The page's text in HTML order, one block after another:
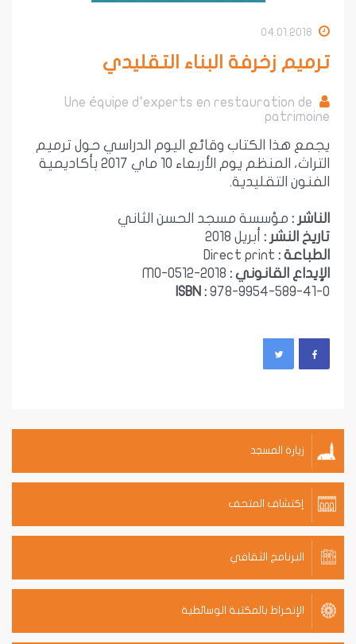
04.01.2018
ترميم زخرفة البناء التقليدي
Une équipe d’experts en restauration de
patrimoine
يجمع هذا الكتاب وقائع اليوم الدراسي حول ترميم
التراث، المنظم يوم الأربعاء 10 ماي 2017 بأكاديمية
الفنون التقليدية.
الناشر : مؤسسة مسجد الحسن الثاني
تاريخ النشر : أبريل 2018
الطباعة :
الإيداع القانوني :
ISBN : 978-9954-589-41-0
زيارة المسجد
إكتشاف المتحف
البرنامج الثقافي
الإنخراط بالمكتبة الوسائطية